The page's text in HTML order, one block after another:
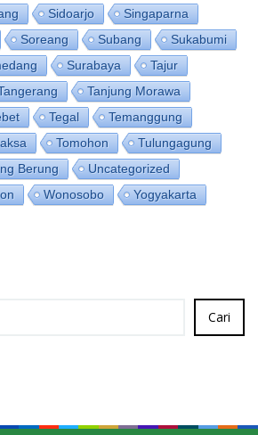
Sidoarjo
Singaparna
Soreang Subang
Sukabumi
Surabaya
Tajur
Tanjung Morawa
Tegal
Temanggung
Tomohon
Tulungagung
Berung
Uncategorized
Wonosobo Yogyakarta
Cari